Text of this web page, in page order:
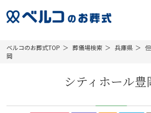
ベルコのお葬式TOP 葬儀場検索 兵庫県
岡
シティホール豊